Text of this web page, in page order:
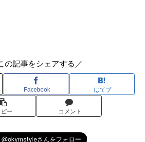
の記事をシェアする／
Facebook はてブ
ピー コメント